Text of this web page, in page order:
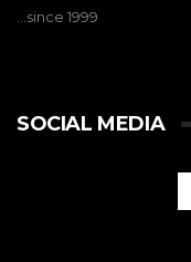
…since 1999
SOCIAL MEDIA